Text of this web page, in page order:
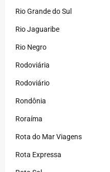
Rio Grande do Sul
Rio Jaguaribe
Rio Negro
Rodoviária
Rodoviário
Rondônia
Roraíma
Rota do Mar Viagens
Rota Expressa